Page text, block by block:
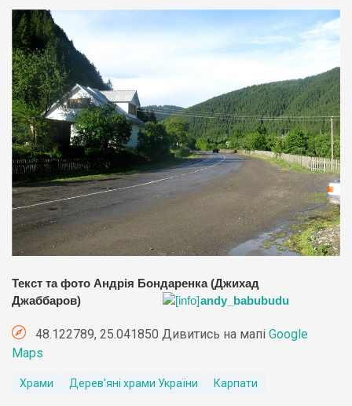
Текст та фото Андрія Бондаренка (Джихад
Джаббаров)
andy_babubudu
48.122789, 25.041850 Дивитись на мапі Google
Maps
Храми Дерев'яні храми України Карпати